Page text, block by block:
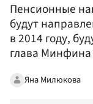
Пенсионные
будут
в 2014 году,
глава Минфина
Яна Милюкова